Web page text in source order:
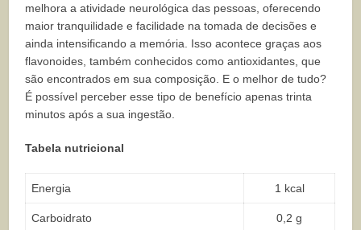
melhora a atividade neurológica das pessoas, oferecendo
maior tranquilidade e facilidade na tomada de decisões e
ainda intensificando a memória. Isso acontece graças aos
flavonoides, também conhecidos como antioxidantes, que
são encontrados em sua composição. E o melhor de tudo?
É possível perceber esse tipo de benefício apenas trinta
minutos após a sua ingestão.
Tabela nutricional
Energia 1 kcal
Carboidrato 0,2 g